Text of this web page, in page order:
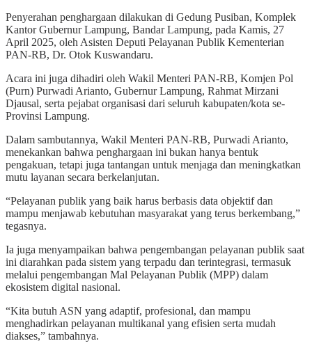
Penyerahan penghargaan dilakukan di Gedung Pusiban, Komplek
Kantor Gubernur Lampung, Bandar Lampung, pada Kamis, 27
April 2025, oleh Asisten Deputi Pelayanan Publik Kementerian
PAN-RB, Dr. Otok Kuswandaru.
Acara ini juga dihadiri oleh Wakil Menteri PAN-RB, Komjen Pol
(Purn) Purwadi Arianto, Gubernur Lampung, Rahmat Mirzani
Djausal, serta pejabat organisasi dari seluruh kabupaten/kota se-
Provinsi Lampung.
Dalam sambutannya, Wakil Menteri PAN-RB, Purwadi Arianto,
menekankan bahwa penghargaan ini bukan hanya bentuk
pengakuan, tetapi juga tantangan untuk menjaga dan meningkatkan
mutu layanan secara berkelanjutan.
“Pelayanan publik yang baik harus berbasis data objektif dan
mampu menjawab kebutuhan masyarakat yang terus berkembang,”
tegasnya.
Ia juga menyampaikan bahwa pengembangan pelayanan publik saat
ini diarahkan pada sistem yang terpadu dan terintegrasi, termasuk
melalui pengembangan Mal Pelayanan Publik (MPP) dalam
ekosistem digital nasional.
“Kita butuh ASN yang adaptif, profesional, dan mampu
menghadirkan pelayanan multikanal yang efisien serta mudah
diakses,” tambahnya.